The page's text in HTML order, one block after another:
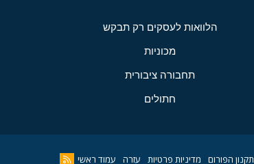
הלוואות לעסקים רק תבקש
מכוניות
תחבורה ציבורית
חתולים
תקנון הפורום מדיניות פרטיות עזרה עמוד ראשי